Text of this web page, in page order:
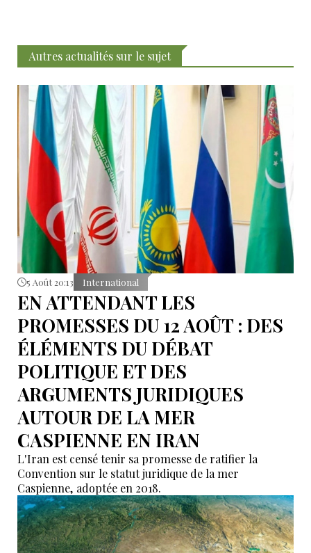
Autres actualités sur le sujet
5 Août 20:13 International
EN ATTENDANT LES
PROMESSES DU 12 AOÛT : DES
ÉLÉMENTS DU DÉBAT
POLITIQUE ET DES
ARGUMENTS JURIDIQUES
AUTOUR DE LA MER
CASPIENNE EN IRAN
L'Iran est censé tenir sa promesse de ratifier la
Convention sur le statut juridique de la mer
Caspienne, adoptée en 2018.